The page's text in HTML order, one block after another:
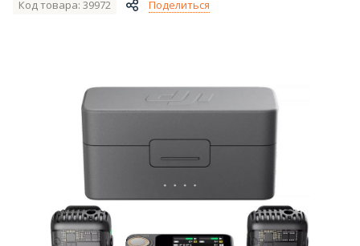
Код товара: 39972 Поделиться